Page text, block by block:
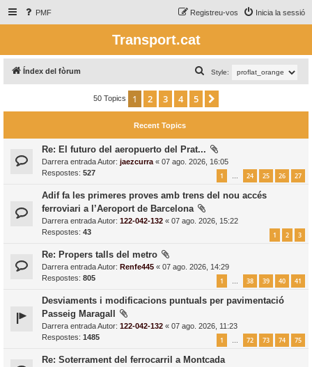
PMF Inicia la sessió
Registreu-vos
Transport.cat
Índex del fòrum Style:
e
a
50 Topics 1 2 3 4 5
Recent Topics
Re: El futuro del aeropuerto del Prat...
Darrera entrada Autor: jaezcurra « 07 ago. 2026, 16:05
Respostes: 527 1 … 24 25 26 27
Adif fa les primeres proves amb trens del nou accés
ferroviari a l’Aeroport de Barcelona
Darrera entrada Autor: 122-042-132 « 07 ago. 2026, 15:22
Respostes: 43 1 2 3
Re: Propers talls del metro
Darrera entrada Autor: Renfe445 « 07 ago. 2026, 14:29
Respostes: 805 1 … 38 39 40 41
Desviaments i modificacions puntuals per pavimentació
Passeig Maragall
Darrera entrada Autor: 122-042-132 « 07 ago. 2026, 11:23
Respostes: 1485 1 … 72 73 74 75
Re: Soterrament del ferrocarril a Montcada